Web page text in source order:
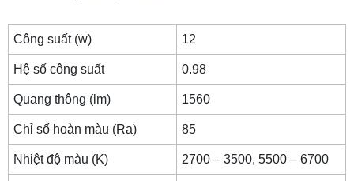
Công suất (w) 12
Hệ số công suất 0.98
Quang thông (lm) 1560
Chỉ số hoàn màu (Ra) 85
Nhiệt độ màu (K) 2700 – 3500, 5500 – 6700